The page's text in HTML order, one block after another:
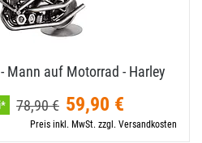
Mann auf Motorrad - Harley
78,90 € 59,90 €
Preis inkl. MwSt. zzgl. Versandkosten